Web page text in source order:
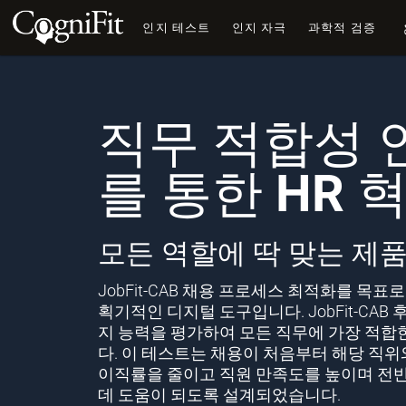
인지 테스트 인지 자극 과학적 검증
직무 적합성
를 통한 HR
모든 역할에 딱 맞는 제
JobFit-CAB 채용 프로세스 최적화를 목표
획기적인 디지털 도구입니다. JobFit-CAB
지 능력을 평가하여 모든 직무에 가장 적합
다. 이 테스트는 채용이 처음부터 해당 직
이직률을 줄이고 직원 만족도를 높이며 전
데 도움이 되도록 설계되었습니다.